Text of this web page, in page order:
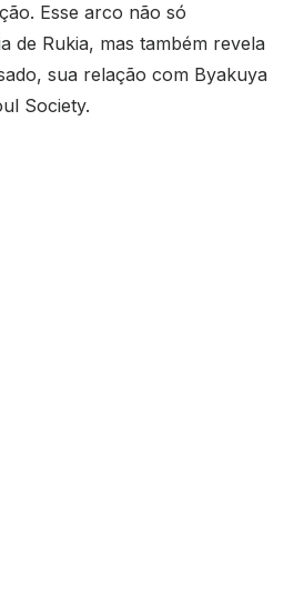
Esse arco não só
de Rukia, mas também revela
sua relação com Byakuya
Society.